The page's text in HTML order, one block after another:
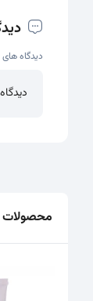
دیدگاه
محصولات